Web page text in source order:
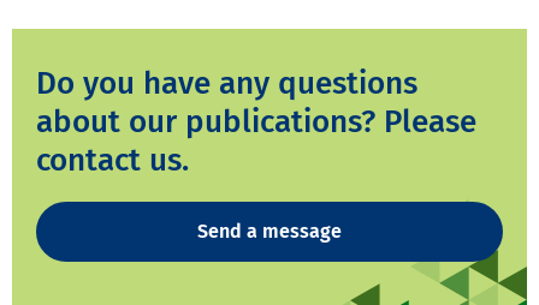
Do you have any questions
about our publications? Please
contact us.
Send a message